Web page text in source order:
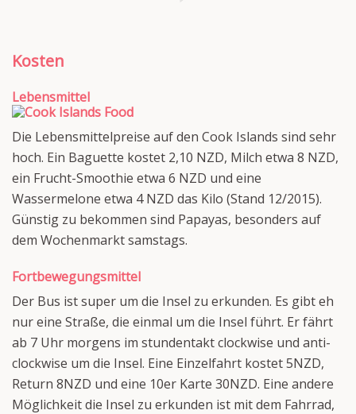
Kosten
Lebensmittel
Die Lebensmittelpreise auf den Cook Islands sind sehr
hoch. Ein Baguette kostet 2,10 NZD, Milch etwa 8 NZD,
ein Frucht-Smoothie etwa 6 NZD und eine
Wassermelone etwa 4 NZD das Kilo (Stand 12/2015).
Günstig zu bekommen sind Papayas, besonders auf
dem Wochenmarkt samstags.
Fortbewegungsmittel
Der Bus ist super um die Insel zu erkunden. Es gibt eh
nur eine Straße, die einmal um die Insel führt. Er fährt
ab 7 Uhr morgens im stundentakt clockwise und anti-
clockwise um die Insel. Eine Einzelfahrt kostet 5NZD,
Return 8NZD und eine 10er Karte 30NZD. Eine andere
Möglichkeit die Insel zu erkunden ist mit dem Fahrrad,